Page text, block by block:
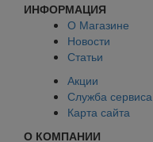
ИНФОРМАЦИЯ
О Магазине
Новости
Статьи
Акции
Служба сервиса
Карта сайта
О КОМПАНИИ